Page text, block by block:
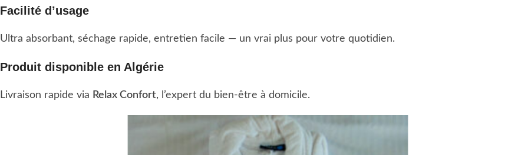
Facilité d’usage
Ultra absorbant, séchage rapide, entretien facile — un vrai plus pour votre quotidien.
Produit disponible en Algérie
Livraison rapide via Relax Confort, l’expert du bien-être à domicile.